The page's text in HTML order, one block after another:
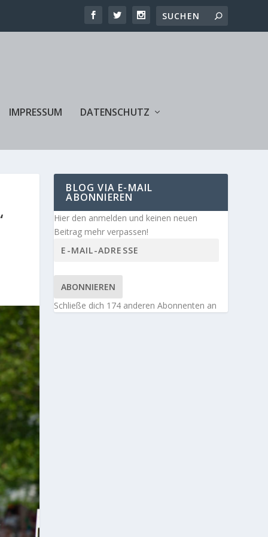
IMPRESSUM DATENSCHUTZ
BLOG VIA E-MAIL
ABONNIEREN
Hier den anmelden und keinen neuen
Beitrag mehr verpassen!
ABONNIEREN
Schließe dich 174 anderen Abonnenten an